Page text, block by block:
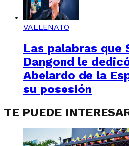
VALLENATO
Las palabras que
Dangond le
Abelardo de la
su posesión
TE PUEDE